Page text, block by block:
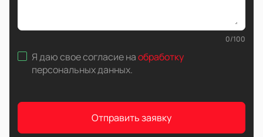
0/100
Я даю свое согласие наобработку
персональных данных.
Отправить заявку